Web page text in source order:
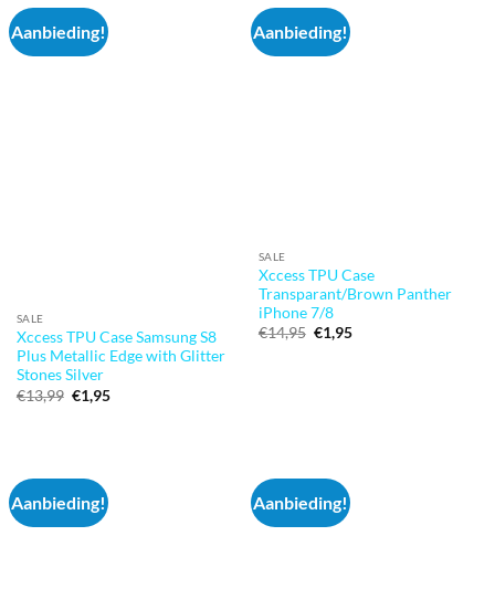
Aanbieding!
SALE
Xccess TPU Case Samsung S8
Plus Metallic Edge with Glitter
Stones Silver
€13,99 Oorspronkelijke
prijs
€1,95Huidige
Aanbieding!
SALE
Xccess TPU Case
Transparant/Brown Panther
iPhone 7/8
€14,95 Oorspronkelijke
prijs
€1,95Huidige
Aanbieding! Aanbieding!